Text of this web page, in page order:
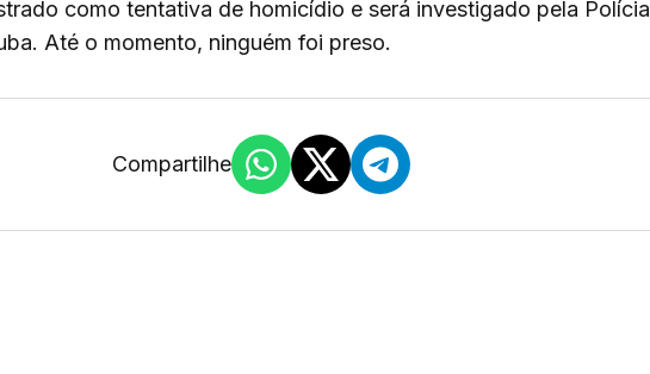
como tentativa de homicídio e será investigado pela Polícia
Até o momento, ninguém foi preso.
Compartilhe